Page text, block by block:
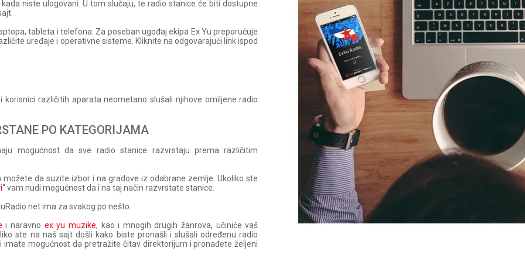
niste ulogovani. U tom slučaju, te radio stanice će biti dostupne
tableta i telefona. Za poseban ugođaj ekipa Ex Yu preporučuje
uređaje i operativne sisteme. Kliknite na odgovarajući link ispod
različitih aparata neometano slušali njihove omiljene radio
PO KATEGORIJAMA
mogućnost da sve radio stanice razvrstaju prema različitim
da suzite izbor i na gradove iz odabrane zemlje. Ukoliko ste
“ vam nudi mogućnost da i na taj način razvrstate stanice.
ima za svakog po nešto.
i naravno ex yu muzike, kao i mnogih drugih žanrova, učiniće vaš
ste na naš sajt došli kako biste pronašli i slušali određenu radio
mogućnost da pretražite čitav direktorijum i pronađete željeni